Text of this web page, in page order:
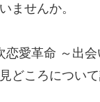
ませんか。
恋愛革命 ～出
どころについて